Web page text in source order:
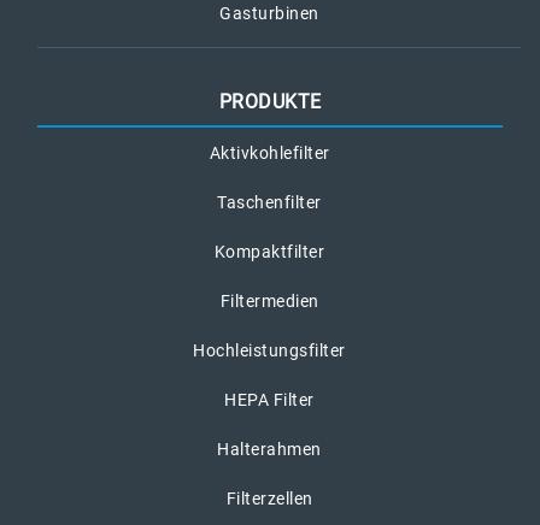
Gasturbinen
PRODUKTE
Aktivkohlefilter
Taschenfilter
Kompaktfilter
Filtermedien
Hochleistungsfilter
HEPA Filter
Halterahmen
Filterzellen